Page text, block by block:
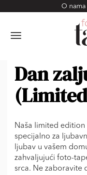
O nama
Dan
Naša limited
specijalno za
ljubav u vašem
zahvaljujući foto-
srca. Ne zaboravite